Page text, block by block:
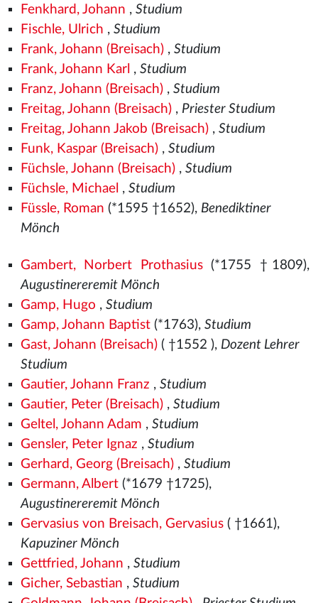
Fenkhard, Johann , Studium
Fischle, Ulrich , Studium
Frank, Johann (Breisach), Studium
Frank, Johann Karl , Studium
Franz, Johann (Breisach), Studium
Freitag, Johann (Breisach), Priester Studium
Freitag, Johann Jakob (Breisach), Studium
Funk, Kaspar (Breisach), Studium
Füchsle, Johann (Breisach), Studium
Füchsle, Michael , Studium
Füssle, Roman (*1595 †1652), Benediktiner
Mönch
Gambert, Norbert Prothasius(*1755 †1809),
Augustinereremit Mönch
Gamp, Hugo , Studium
Gamp, Johann Baptist(*1763), Studium
Gast, Johann (Breisach)( †1552 ), Dozent Lehrer
Studium
Gautier, Johann Franz , Studium
Gautier, Peter (Breisach), Studium
Geltel, Johann Adam , Studium
Gensler, Peter Ignaz , Studium
Gerhard, Georg (Breisach), Studium
Germann, Albert(*1679 †1725),
Augustinereremit Mönch
Gervasius von Breisach, Gervasius( †1661),
Kapuziner Mönch
Gettfried, Johann , Studium
Gicher, Sebastian , Studium